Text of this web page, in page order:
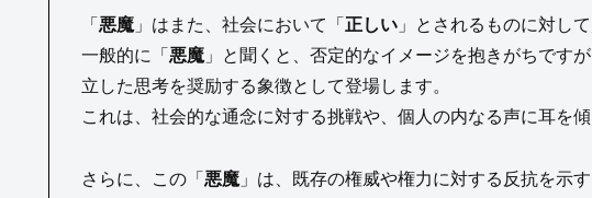
「 悪魔 」はまた、社会において「 正しい 」とされるものに対し
一般的に「 悪魔 」と聞くと、否定的なイメージを抱きがちです
立した思考を奨励する象徴として登場します。
これは、社会的な通念に対する挑戦や、個人の内なる声に耳を
さらに、この「 悪魔 」は、既存の権威や権力に対する反抗を示